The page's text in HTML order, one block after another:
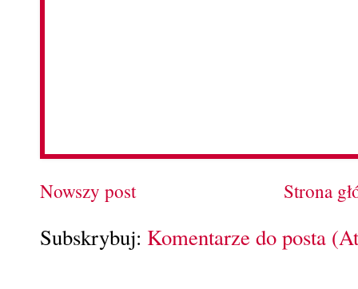
Nowszy post Strona
Subskrybuj: Komentarze do posta